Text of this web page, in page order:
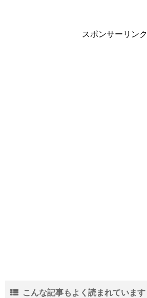
スポンサーリンク
こんな記事もよく読まれています